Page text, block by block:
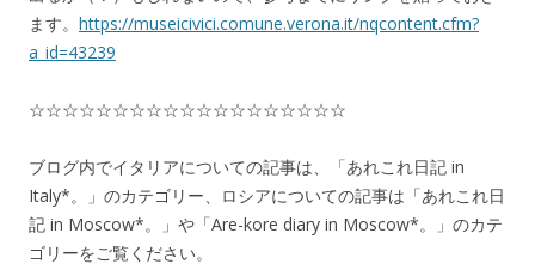
ます。 https://museicivici.comune.verona.it/nqcontent.cfm?
a_id=43239
☆☆☆☆☆☆☆☆☆☆☆☆☆☆☆☆☆☆☆
ブログ内でイタリアについての記事は、「あれこれ日記 in
Italy*。」のカテゴリー、ロシアについての記事は「あれこれ日
記 in Moscow*。」や「Are-kore diary in Moscow*。」のカテ
ゴリーをご覧ください。